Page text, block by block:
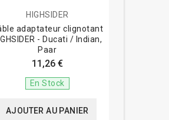
HIGHSIDER
adaptateur clignotant
- Ducati / Indian,
Paar
11,26 €
En Stock
AJOUTER AU PANIER